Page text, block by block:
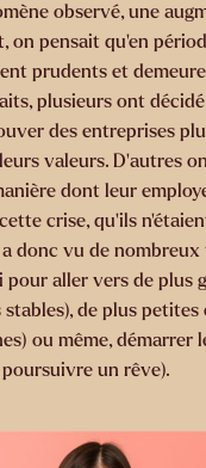
observé, une
on pensait qu’en
prudents et
plusieurs ont
des entreprises
valeurs. D’autres
dont leur
crise, qu’ils
donc vu de
pour aller vers de plus
de plus petites
ou même, démarrer
un rêve).